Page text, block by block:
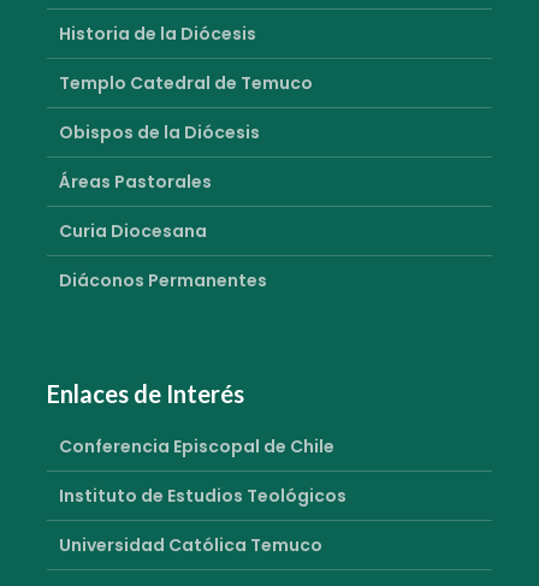
Historia de la Diócesis
Templo Catedral de Temuco
Obispos de la Diócesis
Áreas Pastorales
Curia Diocesana
Diáconos Permanentes
Enlaces de Interés
Conferencia Episcopal de Chile
Instituto de Estudios Teológicos
Universidad Católica Temuco